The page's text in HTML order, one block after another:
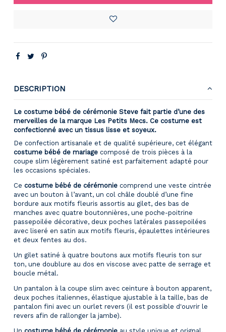
DESCRIPTION
Le costume bébé de cérémonie Steve fait partie d’une des
merveilles de la marque Les Petits Mecs. Ce costume est
confectionné avec un tissus lisse et soyeux.
De confection artisanale et de qualité supérieure, cet élégant
costume bébé de mariagecomposé de trois pièces à la
coupe slim légèrement satiné est parfaitement adapté pour
les occasions spéciales.
Ce costume bébé de cérémoniecomprend une veste cintrée
avec un bouton à l’avant, un col châle doublé d’une fine
bordure aux motifs fleuris assortis au gilet, des bas de
manches avec quatre boutonnières, une poche-poitrine
passepoilée décorative, deux poches latérales passepoilées
avec liseré en satin aux motifs fleuris, épaulettes intérieures
et deux fentes au dos.
Un gilet satiné à quatre boutons aux motifs fleuris ton sur
ton, une doublure au dos en viscose avec patte de serrage et
boucle métal.
Un pantalon à la coupe slim avec ceinture à bouton apparent,
deux poches italiennes, élastique ajustable à la taille, bas de
pantalon fini avec un ourlet revers (il est possible d'ouvrir le
revers afin de rallonger la jambe).